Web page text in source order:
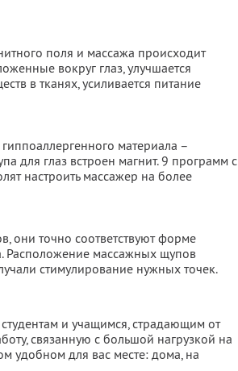
поля и массажа происходит
вокруг глаз, улучшается
в тканях, усиливается питание
материала –
для глаз встроен магнит. 9 программ с
настроить массажер на более
они точно соответствуют форме
Расположение массажных щупов
стимулирование нужных точек.
и учащимся, страдающим от
связанную с большой нагрузкой на
удобном для вас месте: дома, на